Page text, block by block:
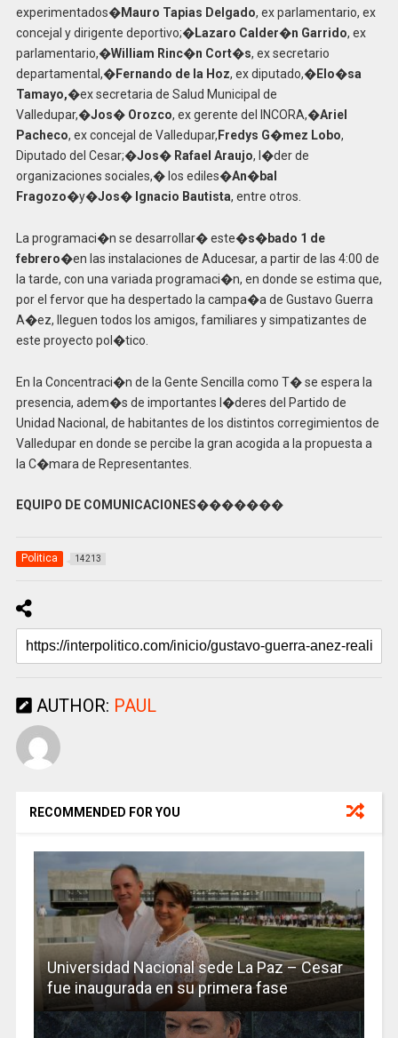
experimentados�Mauro Tapias Delgado, ex parlamentario, ex
concejal y dirigente deportivo;�Lazaro Calder�n Garrido, ex
parlamentario,�William Rinc�n Cort�s, ex secretario
departamental,�Fernando de la Hoz, ex diputado,�Elo�sa
Tamayo,�ex secretaria de Salud Municipal de
Valledupar,�Jos� Orozco, ex gerente del INCORA,�Ariel
Pacheco, ex concejal de Valledupar, Fredys G�mez Lobo,
Diputado del Cesar;�Jos� Rafael Araujo, l�der de
organizaciones sociales,� los ediles�An�bal
Fragozo�y�Jos� Ignacio Bautista, entre otros.
La programaci�n se desarrollar� este�s�bado 1 de
febrero�en las instalaciones de Aducesar, a partir de las 4:00 de
la tarde, con una variada programaci�n, en donde se estima que,
por el fervor que ha despertado la campa�a de Gustavo Guerra
A�ez, lleguen todos los amigos, familiares y simpatizantes de
este proyecto pol�tico.
En la Concentraci�n de la Gente Sencilla como T� se espera la
presencia, adem�s de importantes l�deres del Partido de
Unidad Nacional, de habitantes de los distintos corregimientos de
Valledupar en donde se percibe la gran acogida a la propuesta a
la C�mara de Representantes.
EQUIPO DE COMUNICACIONES�������
Politica 14213
AUTHOR: PAUL
RECOMMENDED FOR YOU
Universidad Nacional sede La Paz – Cesar
fue inaugurada en su primera fase